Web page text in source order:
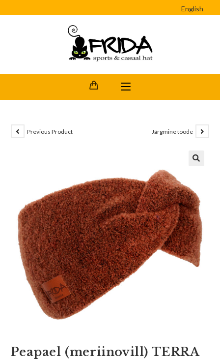
English
Previous Product Järgmine toode
Peapael (meriinovill) TERRA